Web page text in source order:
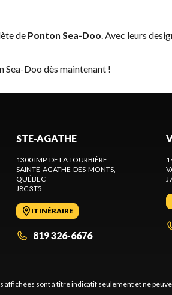
de Ponton Sea-Doo. Avec leurs
Sea-Doo dès maintenant !
STE-AGATHE
1300 IMP. DE LA TOURBIÈRE
SAINTE-AGATHE-DES-MONTS,
QUÉBEC
J8C 3T5
ITINÉRAIRE
819 326-6676
affichées sont à titre indicatif seulement et ne